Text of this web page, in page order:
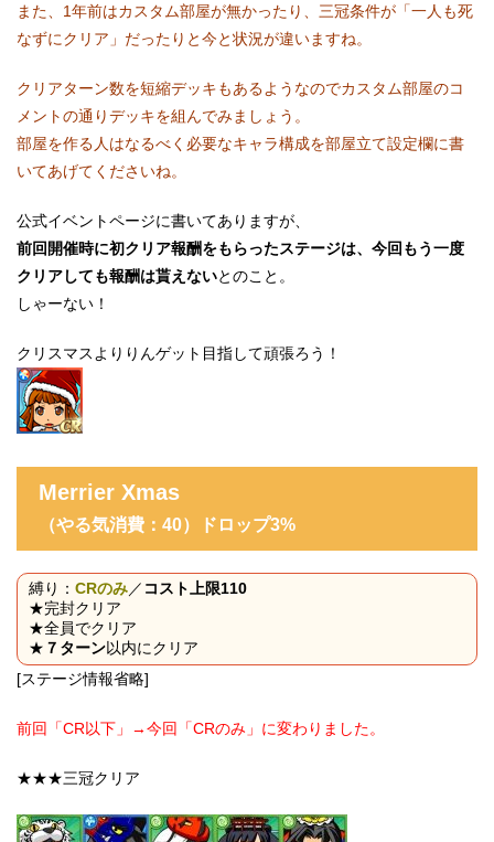
また、1年前はカスタム部屋が無かったり、三冠条件が「一人も死
なずにクリア」だったりと今と状況が違いますね。
クリアターン数を短縮デッキもあるようなのでカスタム部屋のコ
メントの通りデッキを組んでみましょう。
部屋を作る人はなるべく必要なキャラ構成を部屋立て設定欄に書
いてあげてくださいね。
公式イベントページに書いてありますが、
前回開催時に初クリア報酬をもらったステージは、今回もう一度
クリアしても報酬は貰えないとのこと。
しゃーない！
クリスマスよりりんゲット目指して頑張ろう！
Merrier Xmas
（やる気消費：40）ドロップ3%
縛り： CRのみ／ コスト上限110
★完封クリア
★全員でクリア
★ ７ターン以内にクリア
[ステージ情報省略]
前回「CR以下」→今回「CRのみ」に変わりました。
★★★三冠クリア